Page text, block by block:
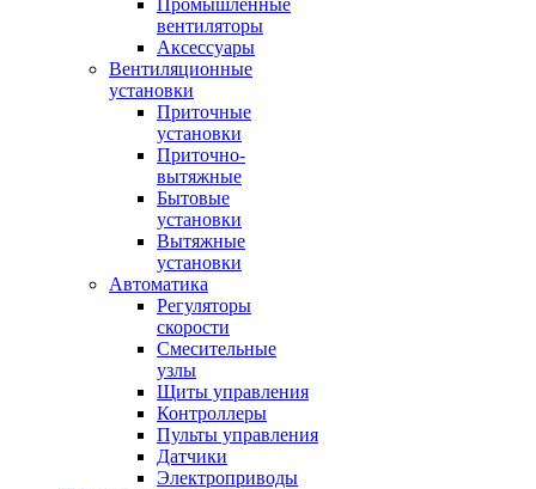
Промышленные
вентиляторы
Аксессуары
Вентиляционные
установки
Приточные
установки
Приточно-
вытяжные
Бытовые
установки
Вытяжные
установки
Автоматика
Регуляторы
скорости
Смесительные
узлы
Щиты управления
Контроллеры
Пульты управления
Датчики
Электроприводы